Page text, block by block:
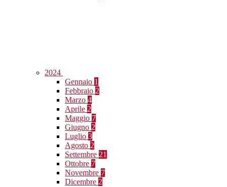
2024
Gennaio 1
Febbraio 2
Marzo 4
Aprile 2
Maggio 7
Giugno 2
Luglio 3
Agosto 2
Settembre 21
Ottobre 7
Novembre 7
Dicembre 2